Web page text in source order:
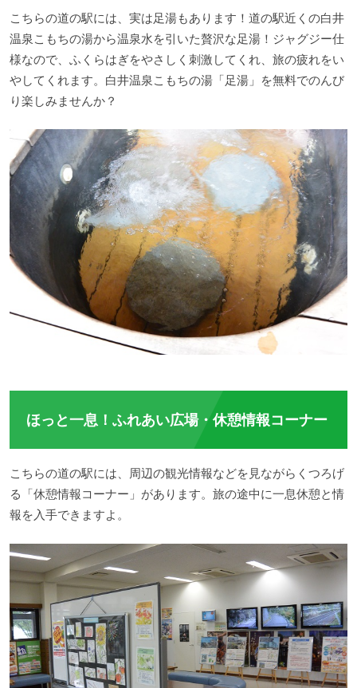
こちらの道の駅には、実は足湯もあります！道の駅近くの白井
温泉こもちの湯から温泉水を引いた贅沢な足湯！ジャグジー仕
様なので、ふくらはぎをやさしく刺激してくれ、旅の疲れをい
やしてくれます。白井温泉こもちの湯「足湯」を無料でのんび
り楽しみませんか？
ほっと一息！ふれあい広場・休憩情報コーナー
こちらの道の駅には、周辺の観光情報などを見ながらくつろげ
る「休憩情報コーナー」があります。旅の途中に一息休憩と情
報を入手できますよ。